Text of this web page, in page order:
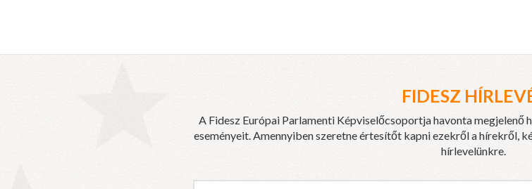
FIDESZ
A Fidesz Európai Parlamenti Képviselőcsoportja havonta megjelenő
eseményeit. Amennyiben szeretne értesítőt kapni ezekről a hírekről,
hírlevelünkre.